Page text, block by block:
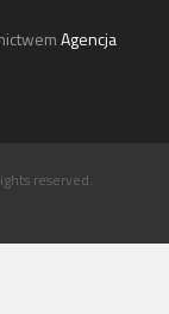
Agencja
reserved.